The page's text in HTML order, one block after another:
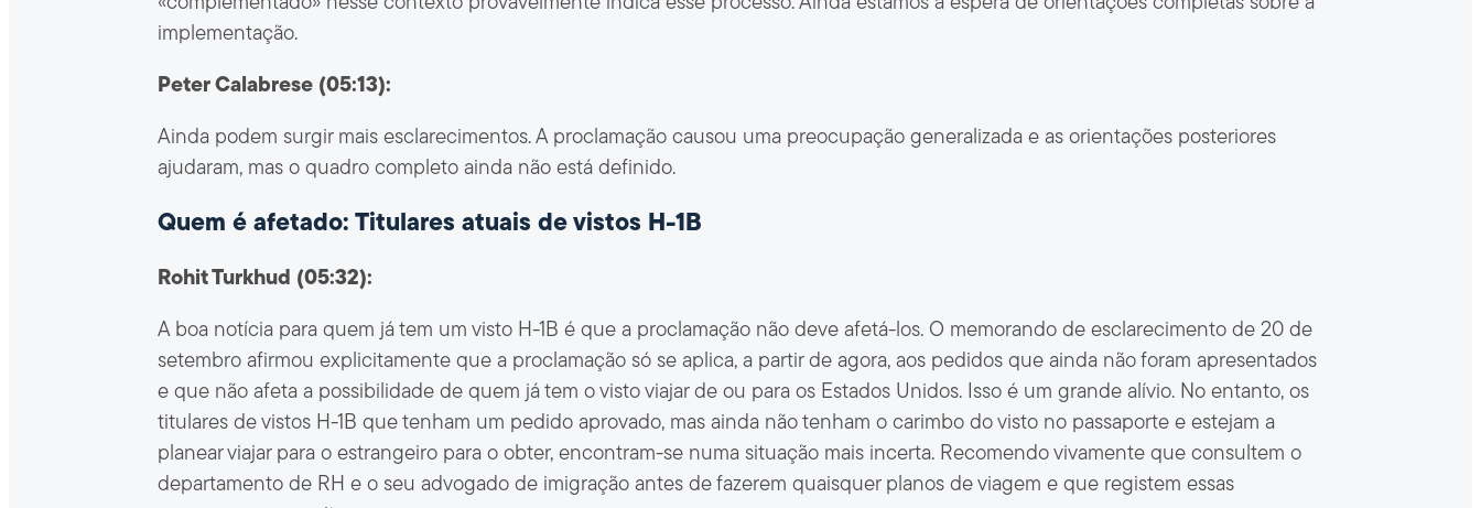
implementação.
Peter Calabrese (05:13):
Ainda podem surgir mais esclarecimentos. A proclamação causou uma preocupação generalizada e as orientações posteriores
ajudaram, mas o quadro completo ainda não está definido.
Quem é afetado: Titulares atuais de vistos H-1B
Rohit Turkhud (05:32):
A boa notícia para quem já tem um visto H-1B é que a proclamação não deve afetá-los. O memorando de esclarecimento de 20 de
setembro afirmou explicitamente que a proclamação só se aplica, a partir de agora, aos pedidos que ainda não foram apresentados
e que não afeta a possibilidade de quem já tem o visto viajar de ou para os Estados Unidos. Isso é um grande alívio. No entanto, os
titulares de vistos H-1B que tenham um pedido aprovado, mas ainda não tenham o carimbo do visto no passaporte e estejam a
planear viajar para o estrangeiro para o obter, encontram-se numa situação mais incerta. Recomendo vivamente que consultem o
departamento de RH e o seu advogado de imigração antes de fazerem quaisquer planos de viagem e que registem essas